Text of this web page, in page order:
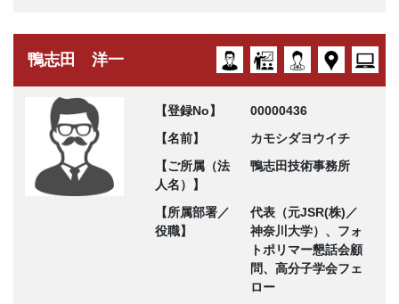
鴨志田 洋一
【登録No】
00000436
【名前】
カモシダヨウイチ
【ご所属（法
人名）】
鴨志田技術事務所
【所属部署／
役職】
代表（元JSR(株)／
神奈川大学）、フォ
トポリマー懇話会顧
問、高分子学会フェ
ロー